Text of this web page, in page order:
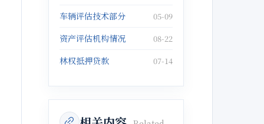
车辆评估技术部分 05-09
资产评估机构情况 08-22
林权抵押贷款 07-14